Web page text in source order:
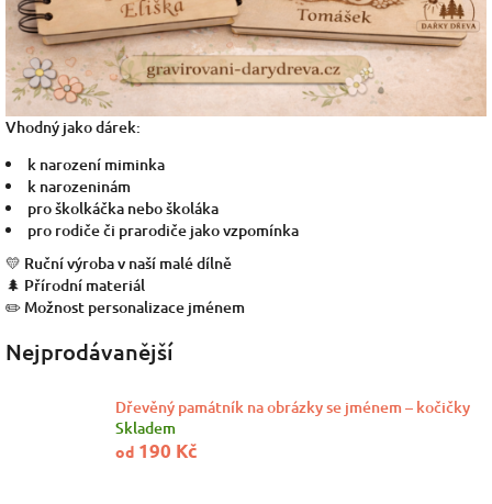
Vhodný jako dárek:
k narození miminka
k narozeninám
pro školkáčka nebo školáka
pro rodiče či prarodiče jako vzpomínka
💛 Ruční výroba v naší malé dílně
🌲 Přírodní materiál
✏️ Možnost personalizace jménem
Nejprodávanější
Dřevěný památník na obrázky se jménem – kočičky
Skladem
od 190 Kč